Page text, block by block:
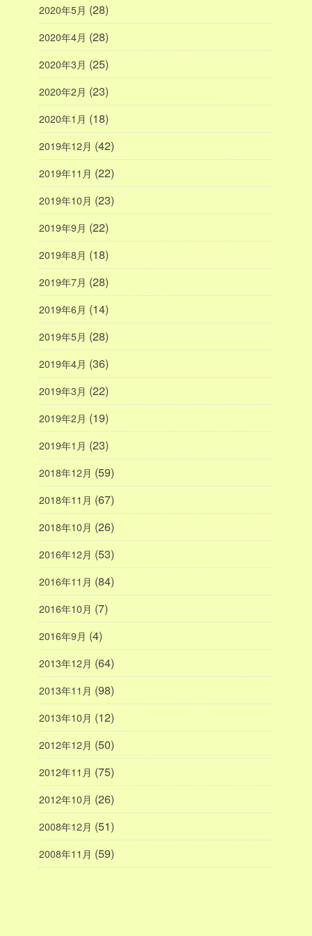
2020年5月 (28)
2020年4月 (28)
2020年3月 (25)
2020年2月 (23)
2020年1月 (18)
2019年12月 (42)
2019年11月 (22)
2019年10月 (23)
2019年9月 (22)
2019年8月 (18)
2019年7月 (28)
2019年6月 (14)
2019年5月 (28)
2019年4月 (36)
2019年3月 (22)
2019年2月 (19)
2019年1月 (23)
2018年12月 (59)
2018年11月 (67)
2018年10月 (26)
2016年12月 (53)
2016年11月 (84)
2016年10月 (7)
2016年9月 (4)
2013年12月 (64)
2013年11月 (98)
2013年10月 (12)
2012年12月 (50)
2012年11月 (75)
2012年10月 (26)
2008年12月 (51)
2008年11月 (59)